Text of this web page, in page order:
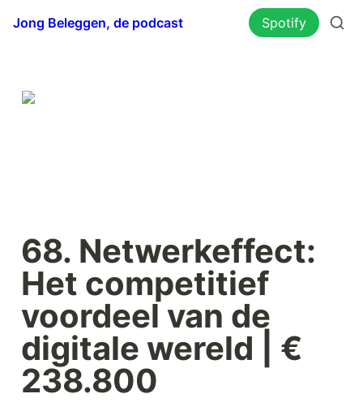
Jong Beleggen, de podcast Spotify
68. Netwerkeffect:
Het competitief
voordeel van de
digitale wereld | €
238.800